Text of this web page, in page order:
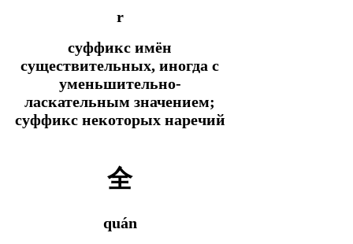
r
суффикс имён
существительных, иногда с
уменьшительно-
ласкательным значением;
суффикс некоторых наречий
全
quán